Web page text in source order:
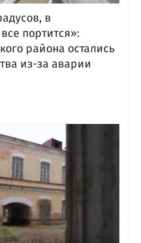
в
портится»:
района остались
из-за аварии